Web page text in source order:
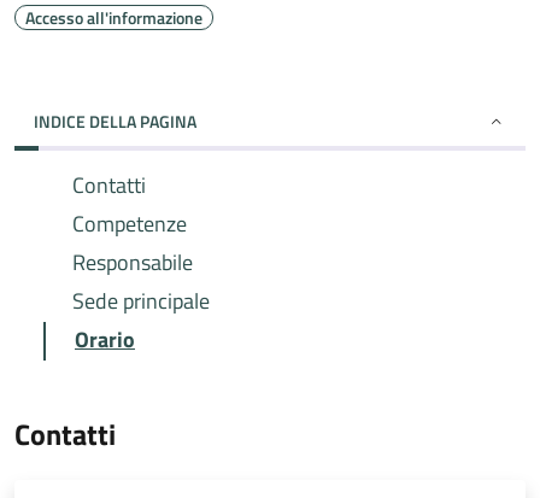
Accesso all'informazione
INDICE DELLA PAGINA
Contatti
Competenze
Responsabile
Sede principale
Orario
Contatti